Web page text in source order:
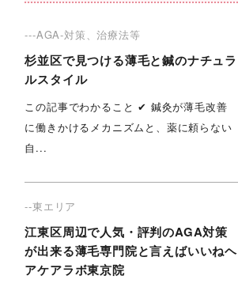
---AGA-対策、治療法等
杉並区で見つける薄毛と鍼のナチュラ
ルスタイル
この記事でわかること ✔︎ 鍼灸が薄毛改善
に働きかけるメカニズムと、薬に頼らない
自...
--東エリア
江東区周辺で人気・評判のAGA対策
が出来る薄毛専門院と言えばいいねヘ
アケアラボ東京院